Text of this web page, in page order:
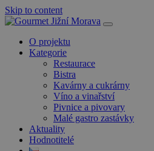
Skip to content
O projektu
Kategorie
Restaurace
Bistra
Kavárny a cukrárny
Víno a vinařství
Pivnice a pivovary
Malé gastro zastávky
Aktuality
Hodnotitelé